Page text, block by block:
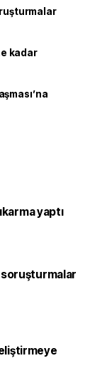
kadar
yaptı
soruşturmalar